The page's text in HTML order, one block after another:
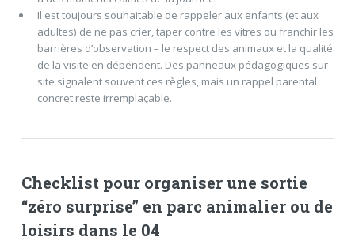
Il est toujours souhaitable de rappeler aux enfants (et aux
adultes) de ne pas crier, taper contre les vitres ou franchir les
barrières d’observation – le respect des animaux et la qualité
de la visite en dépendent. Des panneaux pédagogiques sur
site signalent souvent ces règles, mais un rappel parental
concret reste irremplaçable.
Checklist pour organiser une sortie
“zéro surprise” en parc animalier ou de
loisirs dans le 04